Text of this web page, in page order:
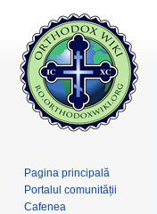
Pagina principală
Portalul comunității
Cafenea